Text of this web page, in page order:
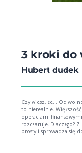
3 kroki do
Hubert dudek
Czy wiesz, że... Od wolności finansowej dzielą Cię tylko 3 proste kroki? Wiem, brzmi
to nierealnie.
operacjami
rozczaruje. Dlaczego?
prosty i sprowadza się do formuły 3 kroków. Jakie to